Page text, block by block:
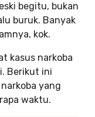
begitu, bukan
buruk. Banyak
kok.
kasus narkoba
Berikut ini
yang
waktu.